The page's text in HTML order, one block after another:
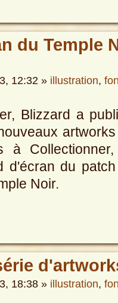
du Temple
12:32 » illustration,
Blizzard a
à
d'écran du
Noir.
18:38 » illustration,